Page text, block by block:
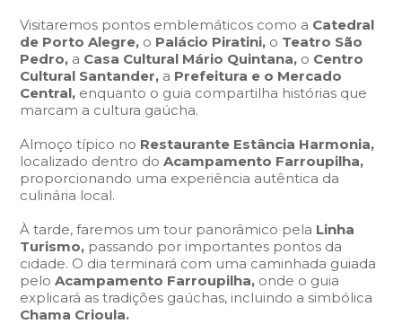
Visitaremos pontos emblemáticos como a Catedral
de Porto Alegre, o Palácio Piratini, o Teatro São
Pedro, a Casa Cultural Mário Quintana, o Centro
Cultural Santander, a Prefeitura e o Mercado
Central, enquanto o guia compartilha histórias que
marcam a cultura gaúcha.
Almoço típico no Restaurante Estância Harmonia,
localizado dentro doAcampamento Farroupilha,
proporcionando uma experiência autêntica da
culinária local.
À tarde, faremos um tour panorâmico pela Linha
Turismo, passando por importantes pontos da
cidade. O dia terminará com uma caminhada guiada
peloAcampamento Farroupilha, onde o guia
explicará as tradições gaúchas, incluindo a simbólica
Chama Crioula.